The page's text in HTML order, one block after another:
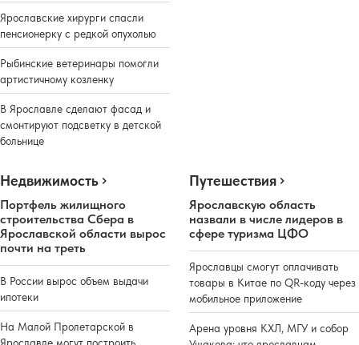
Ярославские хирурги спасли
пенсионерку с редкой опухолью
Рыбинские ветеринары помогли
артистичному козленку
В Ярославле сделают фасад и
смонтируют подсветку в детской
больнице
Недвижимость
Портфель жилищного
строительства Сбера в
Ярославской области вырос
почти на треть
В России вырос объем выдачи
ипотеки
На Малой Пролетарской в
Ярославле могут построить
Путешествия
Ярославскую область
назвали в числе лидеров в
сфере туризма ЦФО
Ярославцы смогут оплачивать
товары в Китае по QR-коду через
мобильное приложение
Арена уровня КХЛ, МГУ и собор